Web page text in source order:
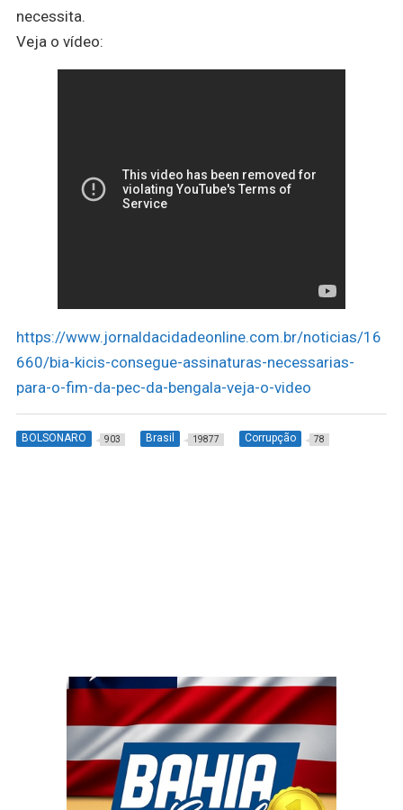
necessita.
Veja o vídeo:
https://www.jornaldacidadeonline.com.br/noticias/16
660/bia-kicis-consegue-assinaturas-necessarias-
para-o-fim-da-pec-da-bengala-veja-o-video
BOLSONARO 903 Brasil 19877 Corrupção 78